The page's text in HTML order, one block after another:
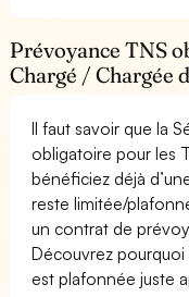
Prévoyance TNS
Chargé / Chargée
Il faut savoir que la
obligatoire pour les
bénéficiez déjà
reste limitée/
un contrat de
Découvrez
est plafonnée juste